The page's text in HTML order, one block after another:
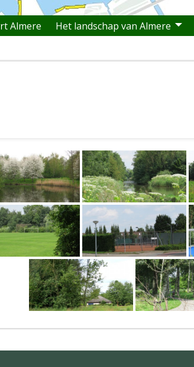
Almere Het landschap van Almere